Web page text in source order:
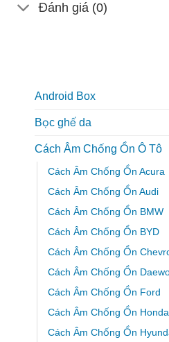
Đánh giá (0)
Android Box
Bọc ghế da
Cách Âm Chống Ồn Ô Tô
Cách Âm Chống Ồn Acura
Cách Âm Chống Ồn Audi
Cách Âm Chống Ồn BMW
Cách Âm Chống Ồn BYD
Cách Âm Chống Ồn
Cách Âm Chống Ồn
Cách Âm Chống Ồn Ford
Cách Âm Chống Ồn Honda
Cách Âm Chống Ồn